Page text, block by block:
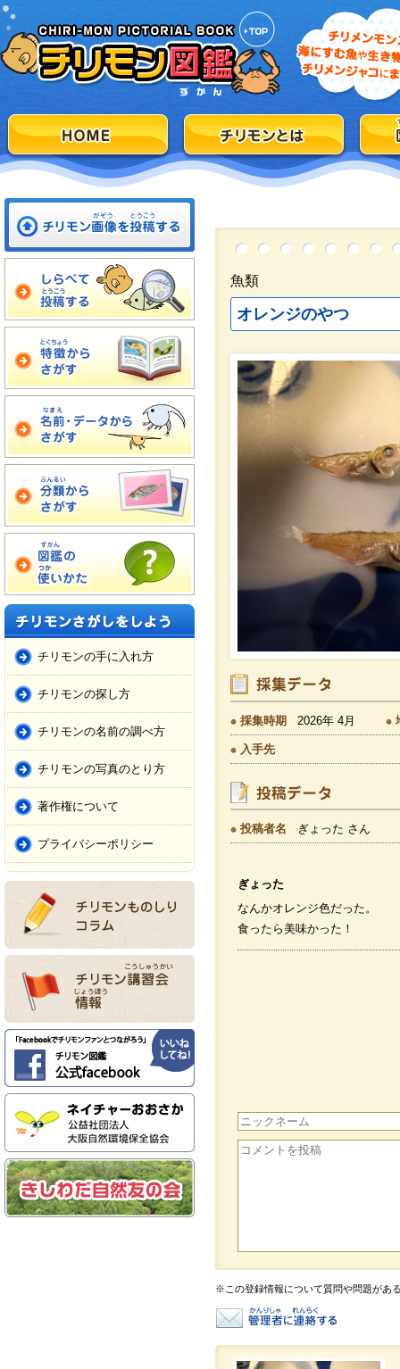
チリモンの手に入れ方
チリモンの探し方
チリモンの名前の調べ方
チリモンの写真のとり方
著作権について
プライバシーポリシー
魚類
オレンジのやつ
採集時期 2026年 4月
入手先
投稿者名 ぎょった さん
ぎょった
なんかオレンジ色だった。
食ったら美味かった！
※この登録情報について質問や問題があ